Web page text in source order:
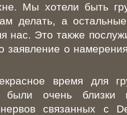
Мы хотели быть
делать, а
нас. Это также
заявление о
время для
были очень близки
связанных с